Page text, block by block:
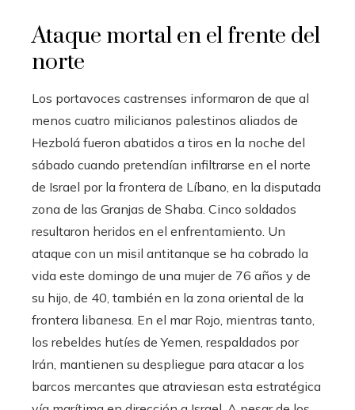
Ataque mortal en el frente del
norte
Los portavoces castrenses informaron de que al
menos cuatro milicianos palestinos aliados de
Hezbolá fueron abatidos a tiros en la noche del
sábado cuando pretendían infiltrarse en el norte
de Israel por la frontera de Líbano, en la disputada
zona de las Granjas de Shaba. Cinco soldados
resultaron heridos en el enfrentamiento. Un
ataque con un misil antitanque se ha cobrado la
vida este domingo de una mujer de 76 años y de
su hijo, de 40, también en la zona oriental de la
frontera libanesa. En el mar Rojo, mientras tanto,
los rebeldes hutíes de Yemen, respaldados por
Irán, mantienen su despliegue para atacar a los
barcos mercantes que atraviesan esta estratégica